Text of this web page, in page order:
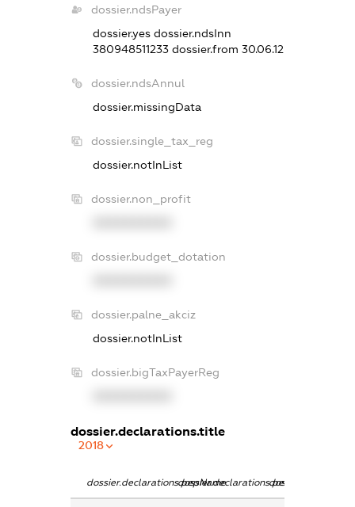
dossier.ndsPayer
dossier.yes dossier.ndsInn
380948511233 dossier.from 30.06.12
dossier.ndsAnnul
dossier.missingData
dossier.single_tax_reg
dossier.notInList
dossier.non_profit
dossier.budget_dotation
dossier.palne_akciz
dossier.notInList
dossier.bigTaxPayerReg
dossier.declarations.title
2018
dossier.declarations.pepNamedossier.declarations.personName